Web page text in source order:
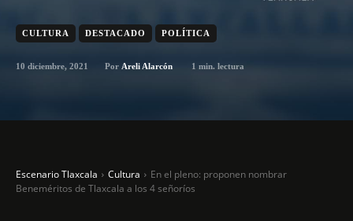
CULTURA DESTACADO POLÍTICA
10 diciembre, 2021 Por Areli Alarcón 1 min. lectura
Escenario Tlaxcala Cultura
En el pleno: proponen nombrar
Beneméritos de Tlaxcala a los 4 señoríos